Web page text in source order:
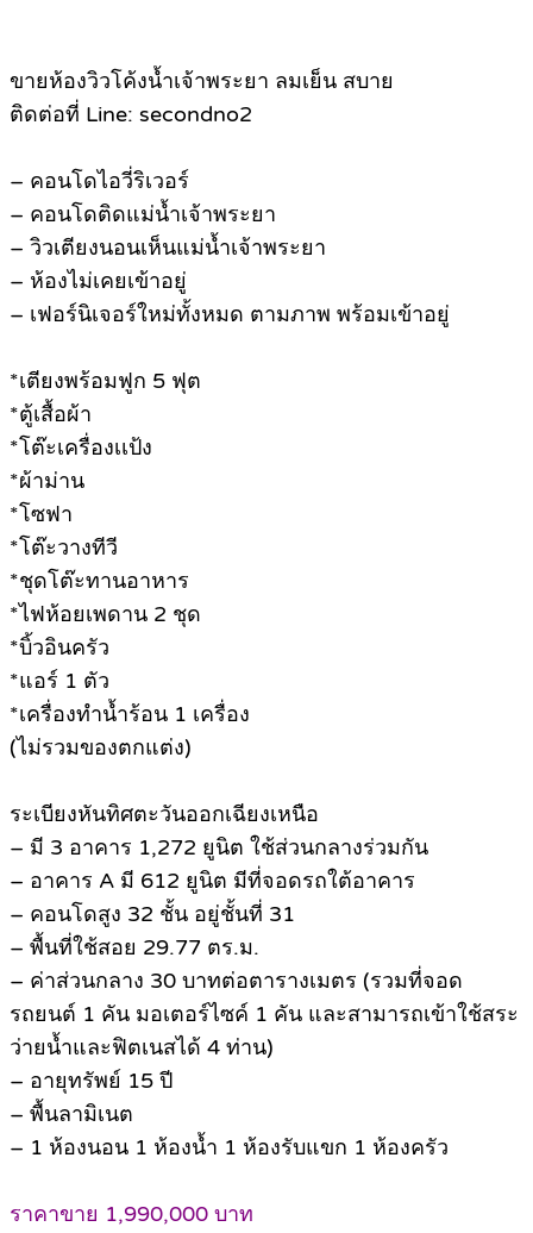
ขายห้องวิวโค้งน้ำเจ้าพระยา ลมเย็น สบาย
ติดต่อที่ Line: secondno2
– คอนโดไอวี่ริเวอร์
– คอนโดติดแม่น้ำเจ้าพระยา
– วิวเตียงนอนเห็นแม่น้ำเจ้าพระยา
– ห้องไม่เคยเข้าอยู่
– เฟอร์นิเจอร์ใหม่ทั้งหมด ตามภาพ พร้อมเข้าอยู่
*เตียงพร้อมฟูก 5 ฟุต
*ตู้เสื้อผ้า
*โต๊ะเครื่องเเป้ง
*ผ้าม่าน
*โซฟา
*โต๊ะวางทีวี
*ชุดโต๊ะทานอาหาร
*ไฟห้อยเพดาน 2 ชุด
*บิ้วอินครัว
*แอร์ 1 ตัว
*เครื่องทำน้ำร้อน 1 เครื่อง
(ไม่รวมของตกแต่ง)
ระเบียงหันทิศตะวันออกเฉียงเหนือ
– มี 3 อาคาร 1,272 ยูนิต ใช้ส่วนกลางร่วมกัน
– อาคาร A มี 612 ยูนิต มีที่จอดรถใต้อาคาร
– คอนโดสูง 32 ชั้น อยู่ชั้นที่ 31
– พื้นที่ใช้สอย 29.77 ตร.ม.
– ค่าส่วนกลาง 30 บาทต่อตารางเมตร (รวมที่จอด
รถยนต์ 1 คัน มอเตอร์ไซค์ 1 คัน และสามารถเข้าใช้สระ
ว่ายน้ำและฟิตเนสได้ 4 ท่าน)
– อายุทรัพย์ 15 ปี
– พื้นลามิเนต
– 1 ห้องนอน 1 ห้องน้ำ 1 ห้องรับแขก 1 ห้องครัว
ราคาขาย 1,990,000 บาท